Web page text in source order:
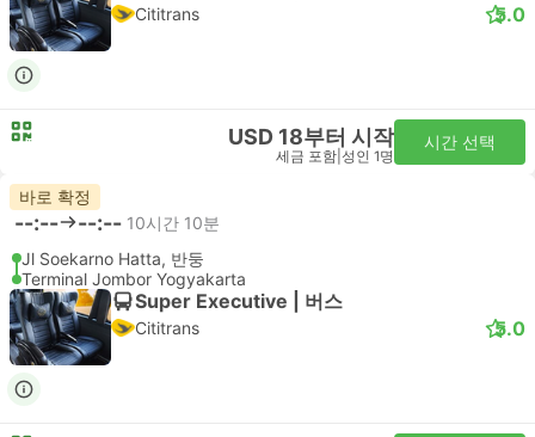
Cititrans 5.0
USD 18부터 시작
세금 포함 성인 1명
시간 선택
바로 확정
--:-- --:-- 10시간 10분
Jl Soekarno Hatta, 반둥
Terminal Jombor Yogyakarta
Super Executive | 버스
Cititrans 5.0